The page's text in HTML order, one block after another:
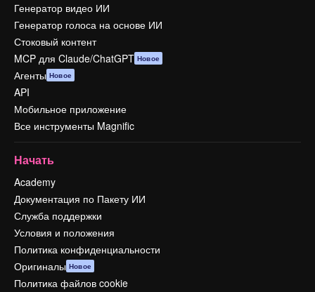
Генератор видео ИИ
Генератор голоса на основе ИИ
Стоковый контент
MCP для Claude/ChatGPT Новое
Агенты Новое
API
Мобильное приложение
Все инструменты Magnific
Начать
Academy
Документация по Пакету ИИ
Служба поддержки
Условия и положения
Политика конфиденциальности
Оригиналы Новое
Политика файлов cookie